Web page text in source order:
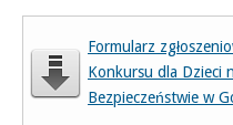
Formularz
Konkursu dla Dzieci
Bezpieczeństwie w